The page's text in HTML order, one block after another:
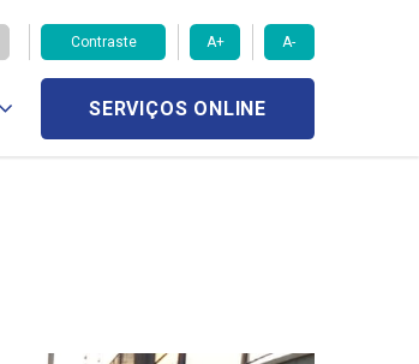
Contraste A+ A-
SERVIÇOS ONLINE